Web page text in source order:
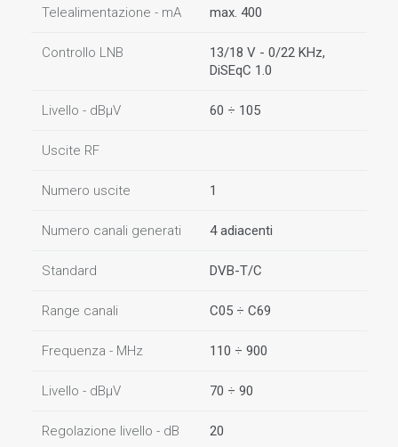
Telealimentazione - mA max. 400
Controllo LNB
13/18 V - 0/22 KHz,
DiSEqC 1.0
Livello - dBµV 60 ÷ 105
Uscite RF
Numero uscite 1
Numero canali generati 4 adiacenti
Standard DVB-T/C
Range canali C05 ÷ C69
Frequenza - MHz 110 ÷ 900
Livello - dBµV 70 ÷ 90
Regolazione livello - dB 20